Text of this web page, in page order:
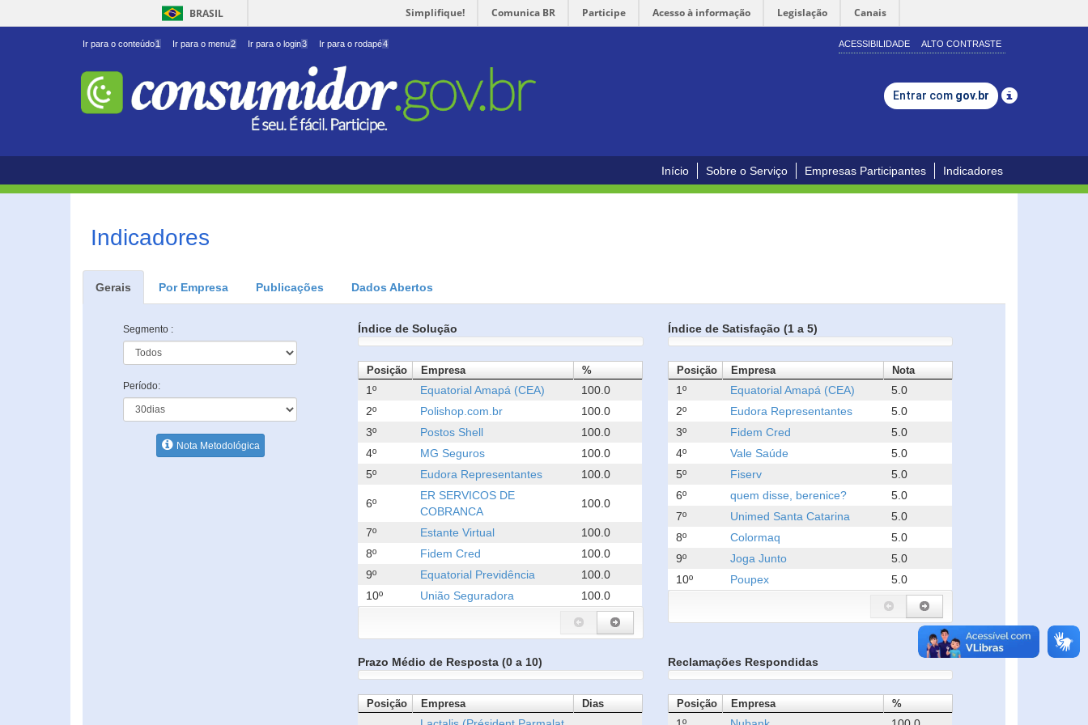
BRASIL Simplifique! Comunica BR Participe Acesso à informação Legislação Canais
Ir para o conteúdo1 Ir para o menu2 Ir para o login3 Ir para o rodapé4 ACESSIBILIDADE ALTO CONTRASTE
Entrar com gov.br
Início Sobre o Serviço Empresas Participantes Indicadores
Indicadores
Gerais Por Empresa Publicações Dados Abertos
Segmento :
Período:
Nota Metodológica
Índice de Solução
Posição Empresa %
1º Equatorial Amapá (CEA)
100.0
2º
Polishop.com.br
100.0
3º
Postos Shell
100.0
4º
MG Seguros
100.0
5º
Eudora Representantes 100.0
6º
ER SERVICOS DE
COBRANCA
100.0
7º Estante Virtual
100.0
8º
Fidem Cred
100.0
9º
Equatorial Previdência
100.0
10º
União Seguradora 100.0
Índice de Satisfação (1 a 5)
Posição Empresa Nota
1º Equatorial Amapá (CEA)
5.0
2º
Eudora Representantes
5.0
3º
Fidem Cred
5.0
4º
Vale Saúde
5.0
5º
Fiserv
5.0
6º
quem disse, berenice?
5.0
7º
Unimed Santa Catarina
5.0
8º
Colormaq
5.0
9º
Joga Junto
5.0
10º
Poupex 5.0
Prazo Médio de Resposta (0 a 10)
Posição Empresa Dias
Reclamações Respondidas
Posição Empresa %